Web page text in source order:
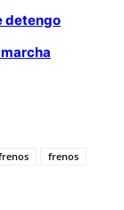
detengo
frenos